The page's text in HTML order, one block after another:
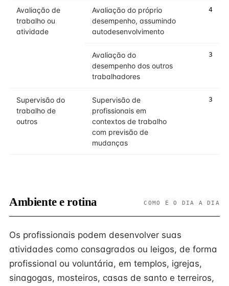
Avaliação de
trabalho ou
atividade
Avaliação do próprio
desempenho, assumindo
autodesenvolvimento
4
Avaliação do
desempenho dos outros
trabalhadores
3
Supervisão do
trabalho de
outros
Supervisão de
profissionais em
contextos de trabalho
com previsão de
mudanças
3
Ambiente e rotina COMO É O DIA A DIA
Os profissionais podem desenvolver suas
atividades como consagrados ou leigos, de forma
profissional ou voluntária, em templos, igrejas,
sinagogas, mosteiros, casas de santo e terreiros,